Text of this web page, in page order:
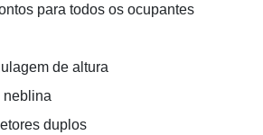
para todos os ocupantes
de altura
neblina
duplos